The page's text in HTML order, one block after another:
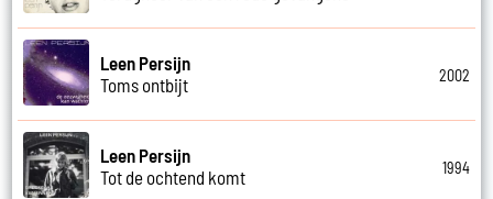
Leen Persijn
Toms ontbijt
2002
Leen Persijn
Tot de ochtend komt
1994